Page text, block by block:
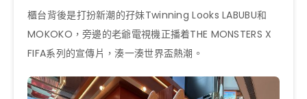
櫃台背後是打扮新潮的孖妹Twinning Looks LABUBU和
MOKOKO，旁邊的老爺電視機正播着THE MONSTERS X
FIFA系列的宣傳片，湊一湊世界盃熱潮。